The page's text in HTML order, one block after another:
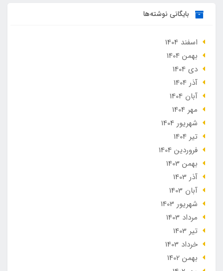
بایگانی نوشته‌ها
اسفند 1404
بهمن 1404
دی 1404
آذر 1404
آبان 1404
مهر 1404
شهریور 1404
تير 1404
فروردین 1404
بهمن 1403
آذر 1403
آبان 1403
شهریور 1403
مرداد 1403
تير 1403
خرداد 1403
بهمن 1402